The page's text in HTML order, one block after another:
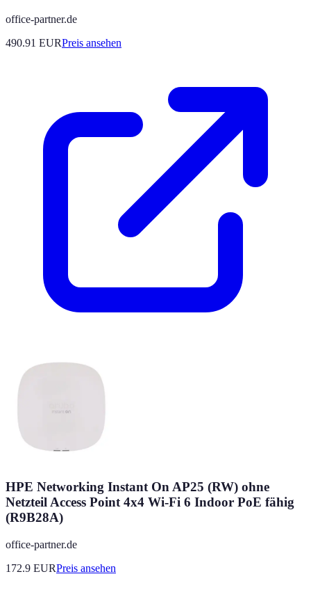
office-partner.de
490.91 EURPreis ansehen
HPE Networking Instant On AP25 (RW) ohne
Netzteil Access Point 4x4 Wi-Fi 6 Indoor PoE fähig
(R9B28A)
office-partner.de
172.9 EURPreis ansehen